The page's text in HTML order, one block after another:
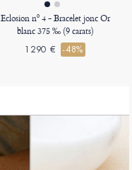
Eclosion nº 4 - Bracelet jonc Or
blanc 375 ‰ (9 carats)
1290 € -48%